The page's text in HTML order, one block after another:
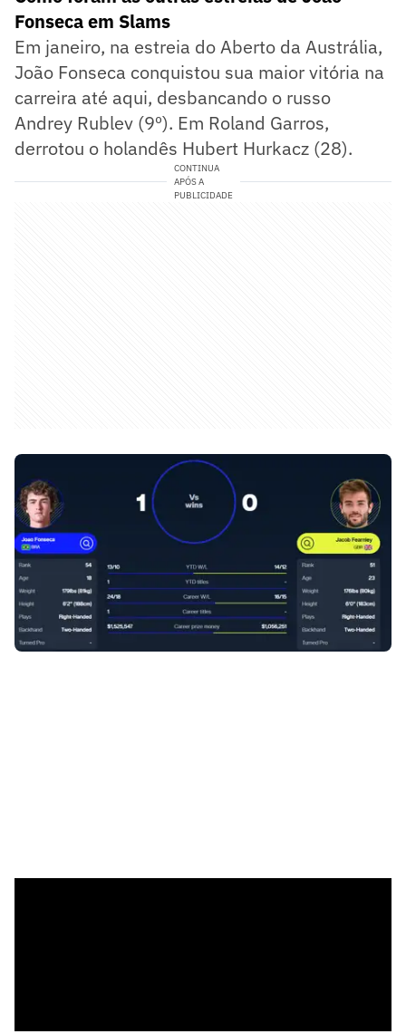
Fonseca em Slams
Em janeiro, na estreia do Aberto da Austrália,
João Fonseca conquistou sua maior vitória na
carreira até aqui, desbancando o russo
Andrey Rublev (9º). Em Roland Garros,
derrotou o holandês Hubert Hurkacz (28).
CONTINUA
APÓS A
PUBLICIDADE